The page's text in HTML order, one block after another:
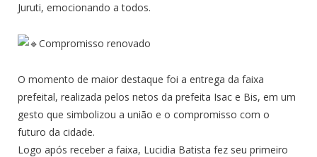
Juruti, emocionando a todos.
Compromisso renovado
O momento de maior destaque foi a entrega da faixa
prefeital, realizada pelos netos da prefeita Isac e Bis, em um
gesto que simbolizou a união e o compromisso com o
futuro da cidade.
Logo após receber a faixa, Lucidia Batista fez seu primeiro